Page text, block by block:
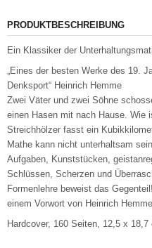
PRODUKTBESCHREIBUNG
Ein Klassiker der
„Eines der besten Werke des 19.
Denksport“ Heinrich Hemme
Zwei Väter und zwei Söhne
einen Hasen mit nach Hause. Wie
Streichhölzer fasst ein
Mathe kann nicht unterhaltsam
Aufgaben, Kunststücken,
Schlüssen, Scherzen und
Formenlehre beweist das
einem Vorwort von Heinrich
Hardcover, 160 Seiten, 12,5 x 18,7